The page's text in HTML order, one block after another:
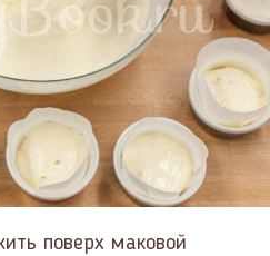
поверх маковой